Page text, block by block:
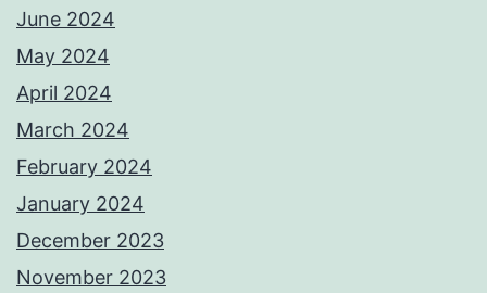
June 2024
May 2024
April 2024
March 2024
February 2024
January 2024
December 2023
November 2023